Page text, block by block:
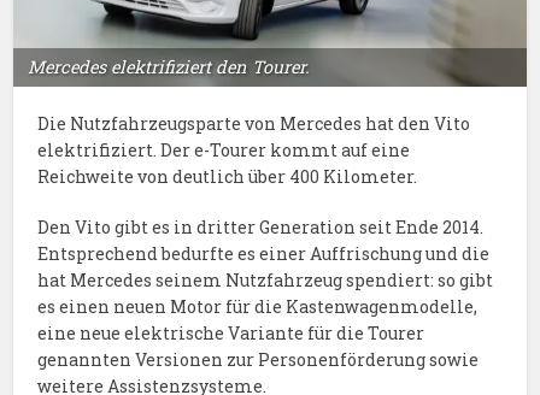
Mercedes elektrifiziert den Tourer.
Die Nutzfahrzeugsparte von Mercedes hat den Vito
elektrifiziert. Der e-Tourer kommt auf eine
Reichweite von deutlich über 400 Kilometer.
Den Vito gibt es in dritter Generation seit Ende 2014.
Entsprechend bedurfte es einer Auffrischung und die
hat Mercedes seinem Nutzfahrzeug spendiert: so gibt
es einen neuen Motor für die Kastenwagenmodelle,
eine neue elektrische Variante für die Tourer
genannten Versionen zur Personenförderung sowie
weitere Assistenzsysteme.